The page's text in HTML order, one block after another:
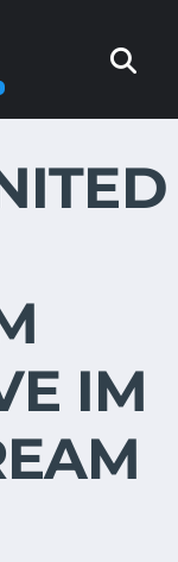
IM